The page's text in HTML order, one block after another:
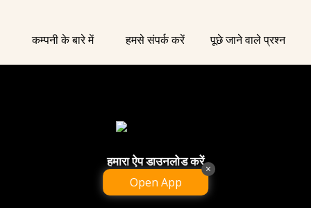
कम्पनी के बारे में हमसे संपर्क करें पूछे जाने वाले प्रश्न
हमारा ऐप डाउनलोड करें
Open App
×